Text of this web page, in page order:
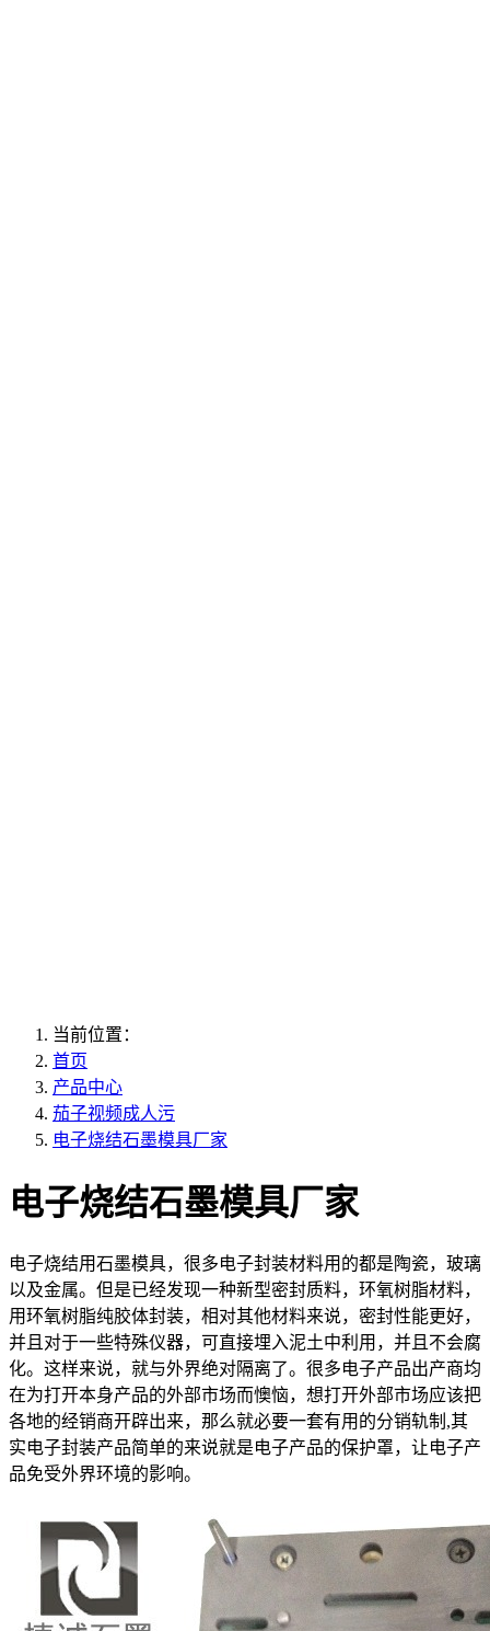
当前位置：
首页
产品中心
茄子视频成人污
电子烧结石墨模具厂家
电子烧结石墨模具厂家
电子烧结用石墨模具，很多电子封装材料用的都是陶瓷，玻璃
以及金属。但是已经发现一种新型密封质料，环氧树脂材料，
用环氧树脂纯胶体封装，相对其他材料来说，密封性能更好，
并且对于一些特殊仪器，可直接埋入泥土中利用，并且不会腐
化。这样来说，就与外界绝对隔离了。很多电子产品出产商均
在为打开本身产品的外部市场而懊恼，想打开外部市场应该把
各地的经销商开辟出来，那么就必要一套有用的分销轨制,其
实电子封装产品简单的来说就是电子产品的保护罩，让电子产
品免受外界环境的影响。